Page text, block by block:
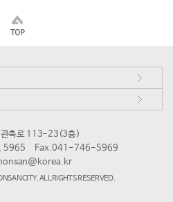
관촉로 113-23(3층)
5965
Fax.041-746-5969
CITY. ALL RIGHTS RESERVED.